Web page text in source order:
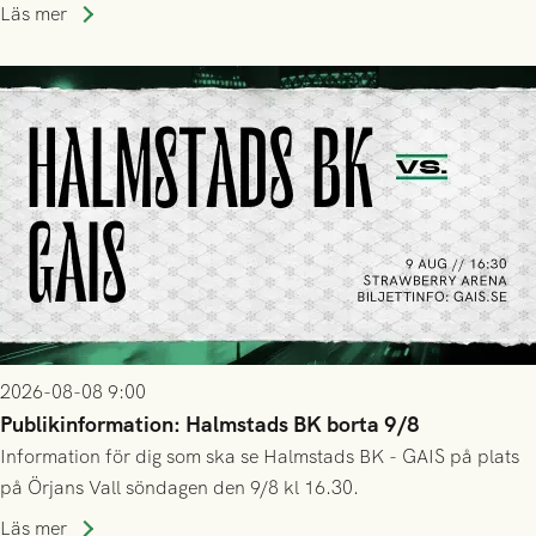
Läs mer
2026-08-08 9:00
Publikinformation: Halmstads BK borta 9/8
Information för dig som ska se Halmstads BK - GAIS på plats
på Örjans Vall söndagen den 9/8 kl 16.30.
Läs mer